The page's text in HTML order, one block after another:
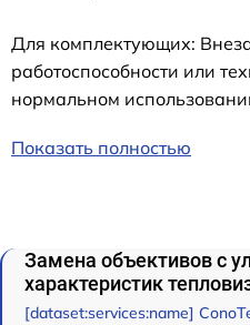
Для комплектующих:
работоспособности или
нормальном
Показать полностью
Замена объективов с
характеристик
[dataset:services:name]